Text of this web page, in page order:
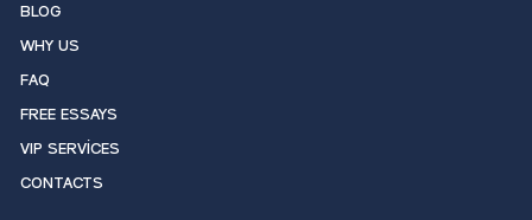
BLOG
WHY US
FAQ
FREE ESSAYS
VIP SERVICES
CONTACTS